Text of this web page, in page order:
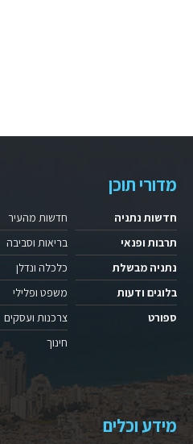
מדורי תוכן
חדשות נתניה
תרבות ופנאי
נתניה מבשלת
בלוגים ודעות
ספורט
חדשות מהעיר
בריאות וסביבה
כלכלה ונדלן
משפט ופלילי
צרכנות ועסקים
חינוך
מידע וכלים